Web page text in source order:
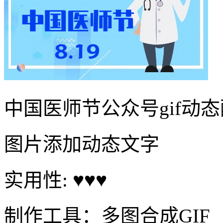
中国医师节公众号gif动
图片添加动态文字
实用性: ♥♥♥
制作工具：多图合成GIF